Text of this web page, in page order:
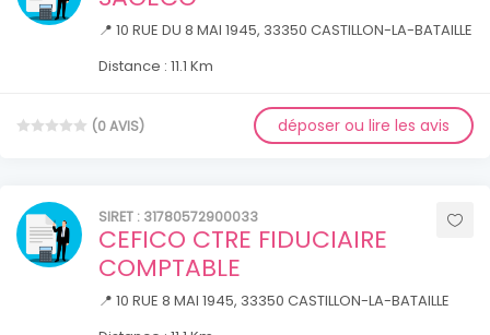
📍 10 RUE DU 8 MAI 1945, 33350 CASTILLON-LA-BATAILLE
Distance : 11.1 Km
(0 AVIS) déposer ou lire les avis
SIRET : 31780572900033
CEFICO CTRE FIDUCIAIRE
COMPTABLE
📍 10 RUE 8 MAI 1945, 33350 CASTILLON-LA-BATAILLE